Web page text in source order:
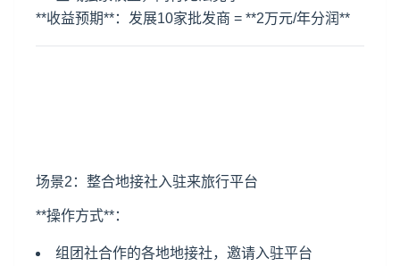
**收益预期**：发展10家批发商 = **2万元/年分润**
场景2：整合地接社入驻来旅行平台
**操作方式**：
组团社合作的各地地接社，邀请入驻平台